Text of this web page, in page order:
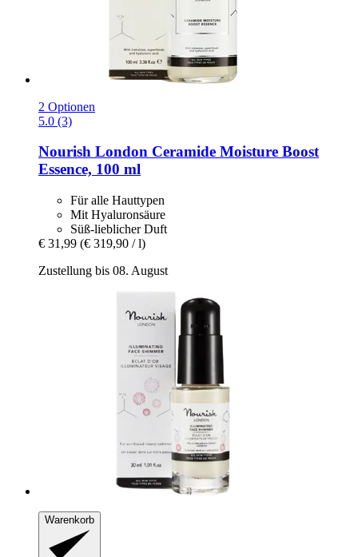
2 Optionen
5.0 (3)
Nourish London Ceramide Moisture Boost
Essence, 100 ml
Für alle Hauttypen
Mit Hyaluronsäure
Süß-lieblicher Duft
€ 31,99 (€ 319,90 / l)
Zustellung bis 08. August
Warenkorb